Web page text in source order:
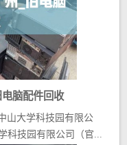
脑配件回收
大学科技园有限公
技园有限公司（官...